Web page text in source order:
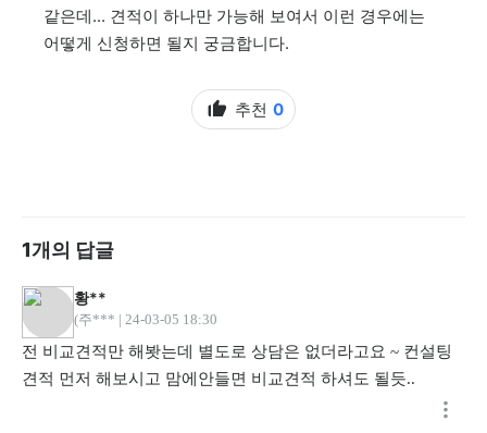
같은데... 견적이 하나만 가능해 보여서 이런 경우에는
어떻게 신청하면 될지 궁금합니다.
추천 0
1개의 답글
황**
(주*** | 24-03-05 18:30
전 비교견적만 해봣는데 별도로 상담은 없더라고요 ~ 컨설팅
견적 먼저 해보시고 맘에안들면 비교견적 하셔도 될듯..